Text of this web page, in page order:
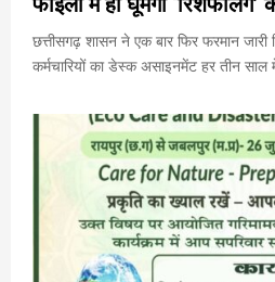
छत्तीसगढ़ शासन ने एक बार फिर फरमान जारी
कर्मचारियों का डेस्क असाइनमेंट हर तीन साल में